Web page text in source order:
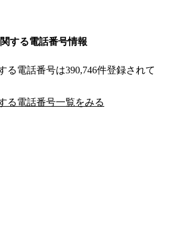
する電話番号情報
る電話番号は390,746件登録されて
る電話番号一覧をみる